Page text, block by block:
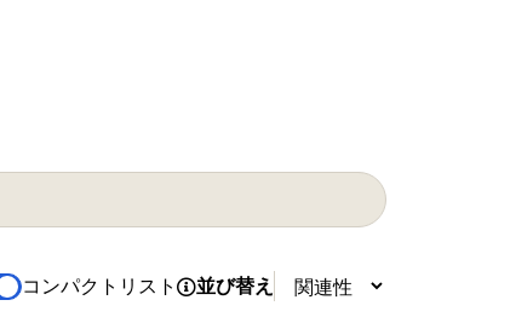
コンパクトリスト 並び替え